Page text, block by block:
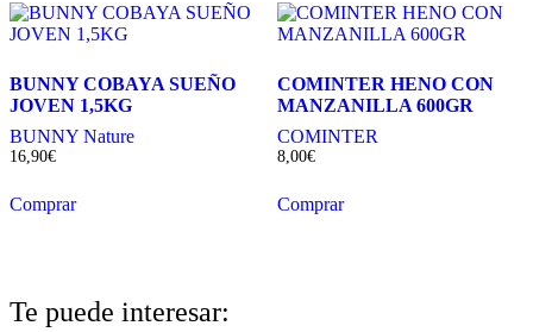
BUNNY COBAYA SUEÑO
JOVEN 1,5KG
BUNNY Nature
16,90€
Comprar
COMINTER HENO CON
MANZANILLA 600GR
COMINTER
8,00€
Comprar
Te puede interesar: